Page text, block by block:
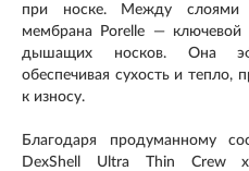
при носке. Между слоями
мембрана Porelle — ключевой
дышащих носков. Она
обеспечивая сухость и тепло,
к износу.
Благодаря продуманному
DexShell Ultra Thin Crew